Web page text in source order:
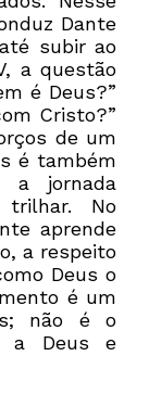
Dante
subir ao
a questão
é Deus?”
Cristo?”
de um
é também
a jornada
trilhar. No
aprende
a respeito
Deus o
é um
não é o
a Deus e